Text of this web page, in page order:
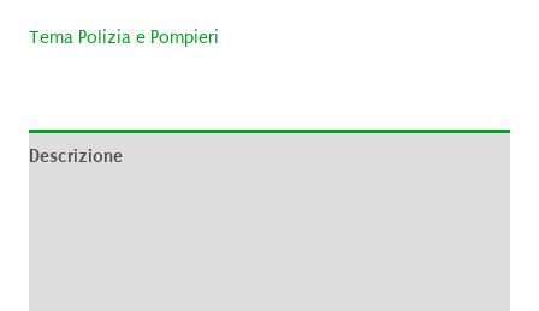
Tema Polizia e Pompieri
Descrizione